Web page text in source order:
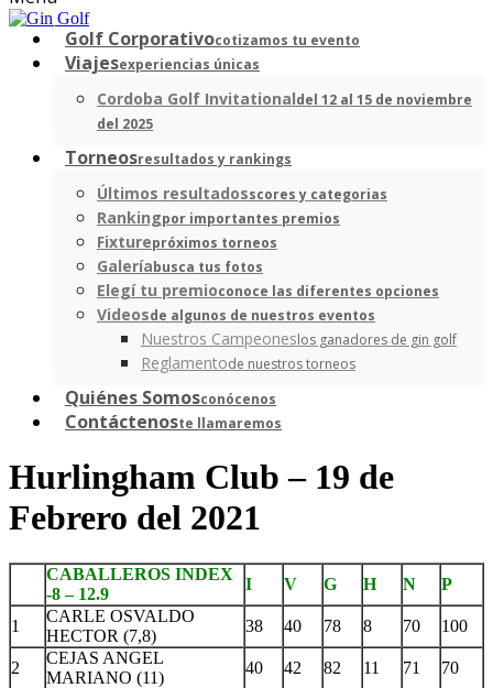
Golf Corporativocotizamos tu evento
Viajesexperiencias únicas
Cordoba Golf Invitationaldel 12 al 15 de noviembre
del 2025
Torneosresultados y rankings
Últimos resultadosscores y categorias
Rankingpor importantes premios
Fixturepróximos torneos
Galeríabusca tus fotos
Elegí tu premioconoce las diferentes opciones
Videosde algunos de nuestros eventos
Nuestros Campeoneslos ganadores de gin golf
Reglamentode nuestros torneos
Quiénes Somosconócenos
Contáctenoste llamaremos
Hurlingham Club – 19 de
Febrero del 2021
CABALLEROS INDEX
-8 – 12.9
I V G H N P
1
CARLE OSVALDO
HECTOR (7,8)
38 40 78 8 70 100
2
CEJAS ANGEL
MARIANO (11)
40 42 82 11 71 70